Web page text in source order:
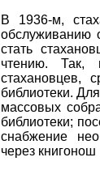
В 1936-м,
обслуживанию
стать
чтению. Так,
стахановцев,
библиотеки.
массовых
библиотеки;
снабжение
через